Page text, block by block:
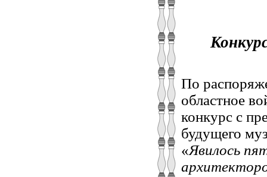
По
областное
конкурс с
будущего
«Явилось